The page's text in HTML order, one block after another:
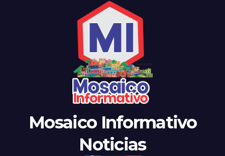
Mosaico Informativo
Noticias